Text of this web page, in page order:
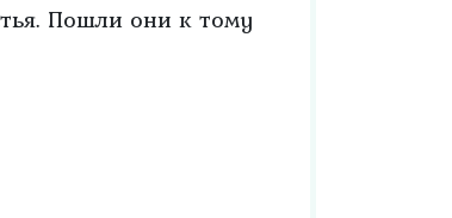
Пошли они к тому